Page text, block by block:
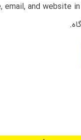
email, and website